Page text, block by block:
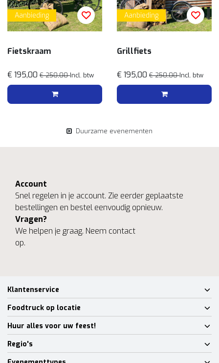
Aanbieding
Fietskraam
€ 195,00 € 250,00Incl. btw
Aanbieding
Grillfiets
€ 195,00 € 250,00Incl. btw
Duurzame evenementen
Account
Snel regelen in je account. Zie eerder geplaatste
bestellingen en bestel eenvoudig opnieuw.
Vragen?
We helpen je graag. Neem contact
op.
Klantenservice
Foodtruck op locatie
Huur alles voor uw feest!
Regio's